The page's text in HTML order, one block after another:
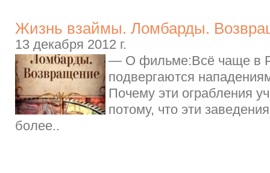
Жизнь взаймы. Ломбарды.
13 декабря 2012 г.
— О фильме:Всё чаще в
подвергаются
Почему эти ограбления
потому, что эти
более..